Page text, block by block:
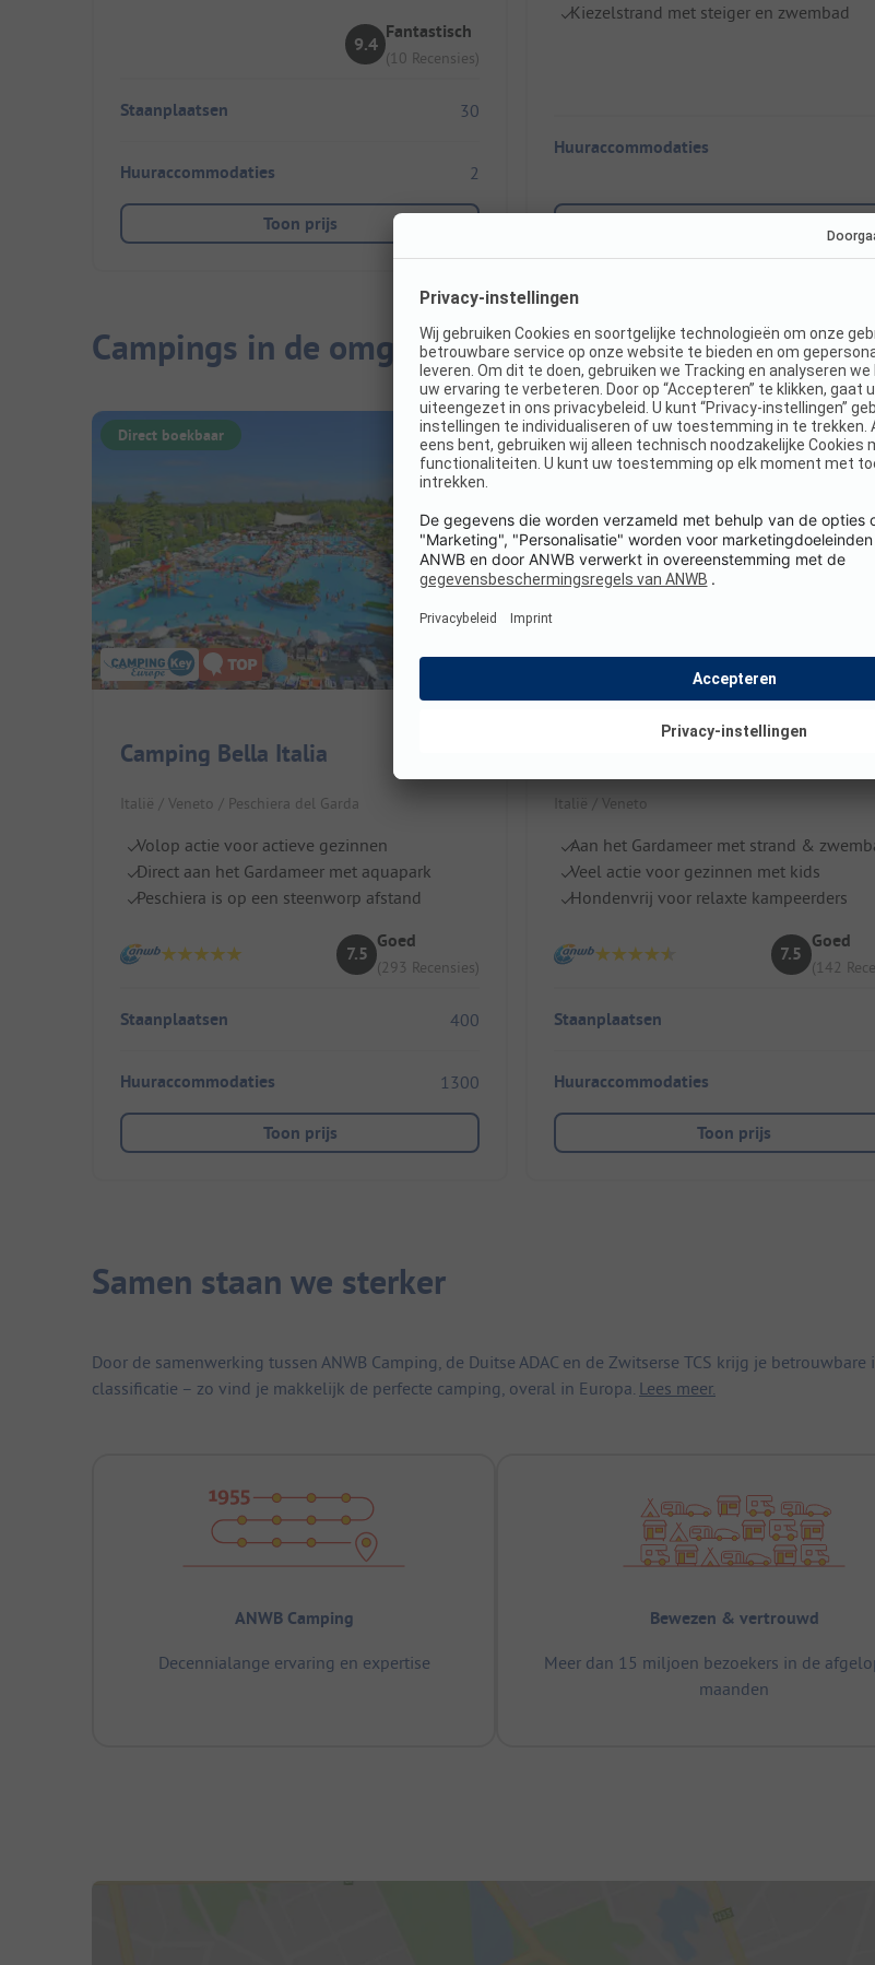
9.4
Fantastisch
(10 Recensies)
Staanplaatsen 30
Huuraccommodaties 2
Toon prijs
Kiezelstrand met steiger en zwembad
Huuraccommodaties
Campings in de omgeving
Direct boekbaar
Camping Bella Italia
Italië / Veneto / Peschiera del Garda
Volop actie voor actieve gezinnen
Direct aan het Gardameer met aquapark
Peschiera is op een steenworp afstand
7.5
Goed
(293 Recensies)
Staanplaatsen 400
Huuraccommodaties 1300
Toon prijs
Direct boekbaar
Italië / Veneto
Aan het Gardameer met strand &
Veel actie voor gezinnen met kids
Hondenvrij voor relaxte kampeerders
7.5
Goed
(142
Staanplaatsen
Huuraccommodaties
Toon prijs
Samen staan we sterker
Door de samenwerking tussen ANWB Camping, de Duitse ADAC en de Zwitserse TCS krijg je
classificatie – zo vind je makkelijk de perfecte camping, overal in Europa. Lees meer.
ANWB Camping
Decennialange ervaring en expertise
Bewezen & vertrouwd
Meer dan 15 miljoen bezoekers in de
maanden